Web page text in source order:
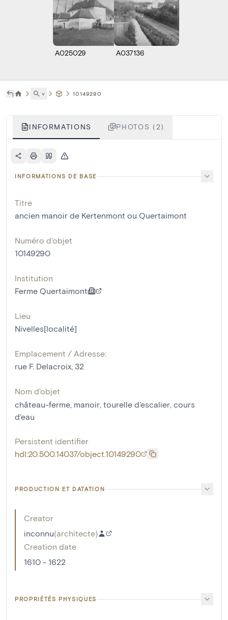
A025029 A037136
˅ 10149290
INFORMATIONS PHOTOS (2)
INFORMATIONS DE BASE
Titre
ancien manoir de Kertenmont ou Quertaimont
Numéro d'objet
10149290
Institution
Ferme Quertaimont
Lieu
Nivelles[localité]
Emplacement / Adresse:
rue F. Delacroix, 32
Nom d'objet
château-ferme, manoir, tourelle d'escalier, cours
d'eau
Persistent identifier
hdl:20.500.14037/object.10149290
PRODUCTION ET DATATION
Creator
inconnu(architecte)
Creation date
1610 - 1622
PROPRIÉTÉS PHYSIQUES